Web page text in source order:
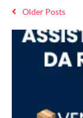
Older Posts